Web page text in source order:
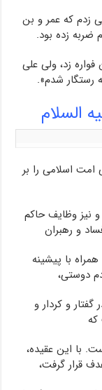
زدم که عمر و بن
ضربه زده بود.
زد، ولی علی
رستگار شدم».
السلام
امت اسلامی را بر
و نیز وظایف حاکم
و رهبران
با پیشینه
دوستی،
و کردار و
که
با این عقیده،
قرار گرفت،